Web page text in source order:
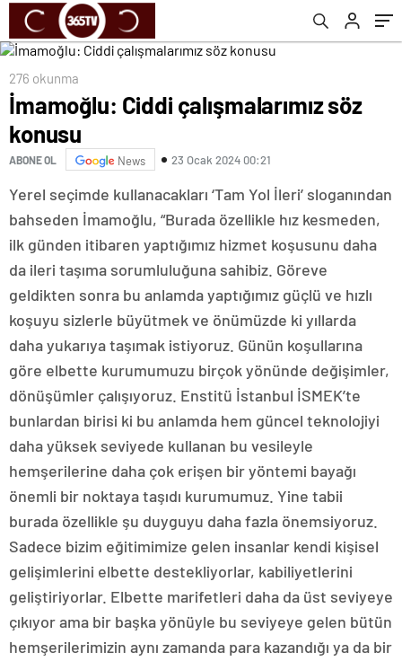
276 okunma
İmamoğlu: Ciddi çalışmalarımız söz
konusu
ABONE OL News 23 Ocak 2024 00:21
Yerel seçimde kullanacakları ‘Tam Yol İleri’ sloganından
bahseden İmamoğlu, “Burada özellikle hız kesmeden,
ilk günden itibaren yaptığımız hizmet koşusunu daha
da ileri taşıma sorumluluğuna sahibiz. Göreve
geldikten sonra bu anlamda yaptığımız güçlü ve hızlı
koşuyu sizlerle büyütmek ve önümüzde ki yıllarda
daha yukarıya taşımak istiyoruz. Günün koşullarına
göre elbette kurumumuzu birçok yönünde değişimler,
dönüşümler çalışıyoruz. Enstitü İstanbul İSMEK’te
bunlardan birisi ki bu anlamda hem güncel teknolojiyi
daha yüksek seviyede kullanan bu vesileyle
hemşerilerine daha çok erişen bir yöntemi bayağı
önemli bir noktaya taşıdı kurumumuz. Yine tabii
burada özellikle şu duyguyu daha fazla önemsiyoruz.
Sadece bizim eğitimimize gelen insanlar kendi kişisel
gelişimlerini elbette destekliyorlar, kabiliyetlerini
geliştiriyorlar. Elbette marifetleri daha da üst seviyeye
çıkıyor ama bir başka yönüyle bu seviyeye gelen bütün
hemşerilerimizin aynı zamanda para kazandığı ya da bir